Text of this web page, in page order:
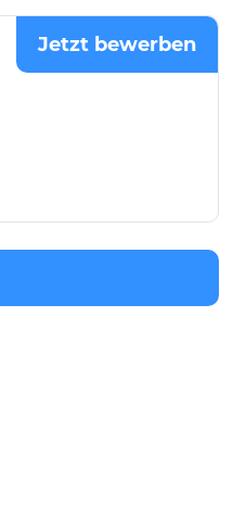
Jetzt bewerben